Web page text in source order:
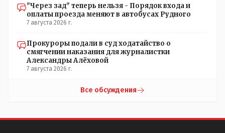
"Через зад" теперь нельзя - Порядок входа и
оплаты проезда меняют в автобусах Рудного
7 августа 2026 г.
Прокуроры подали в суд ходатайство о
смягчении наказания для журналистки
Александры Алёховой
7 августа 2026 г.
Все обсуждения